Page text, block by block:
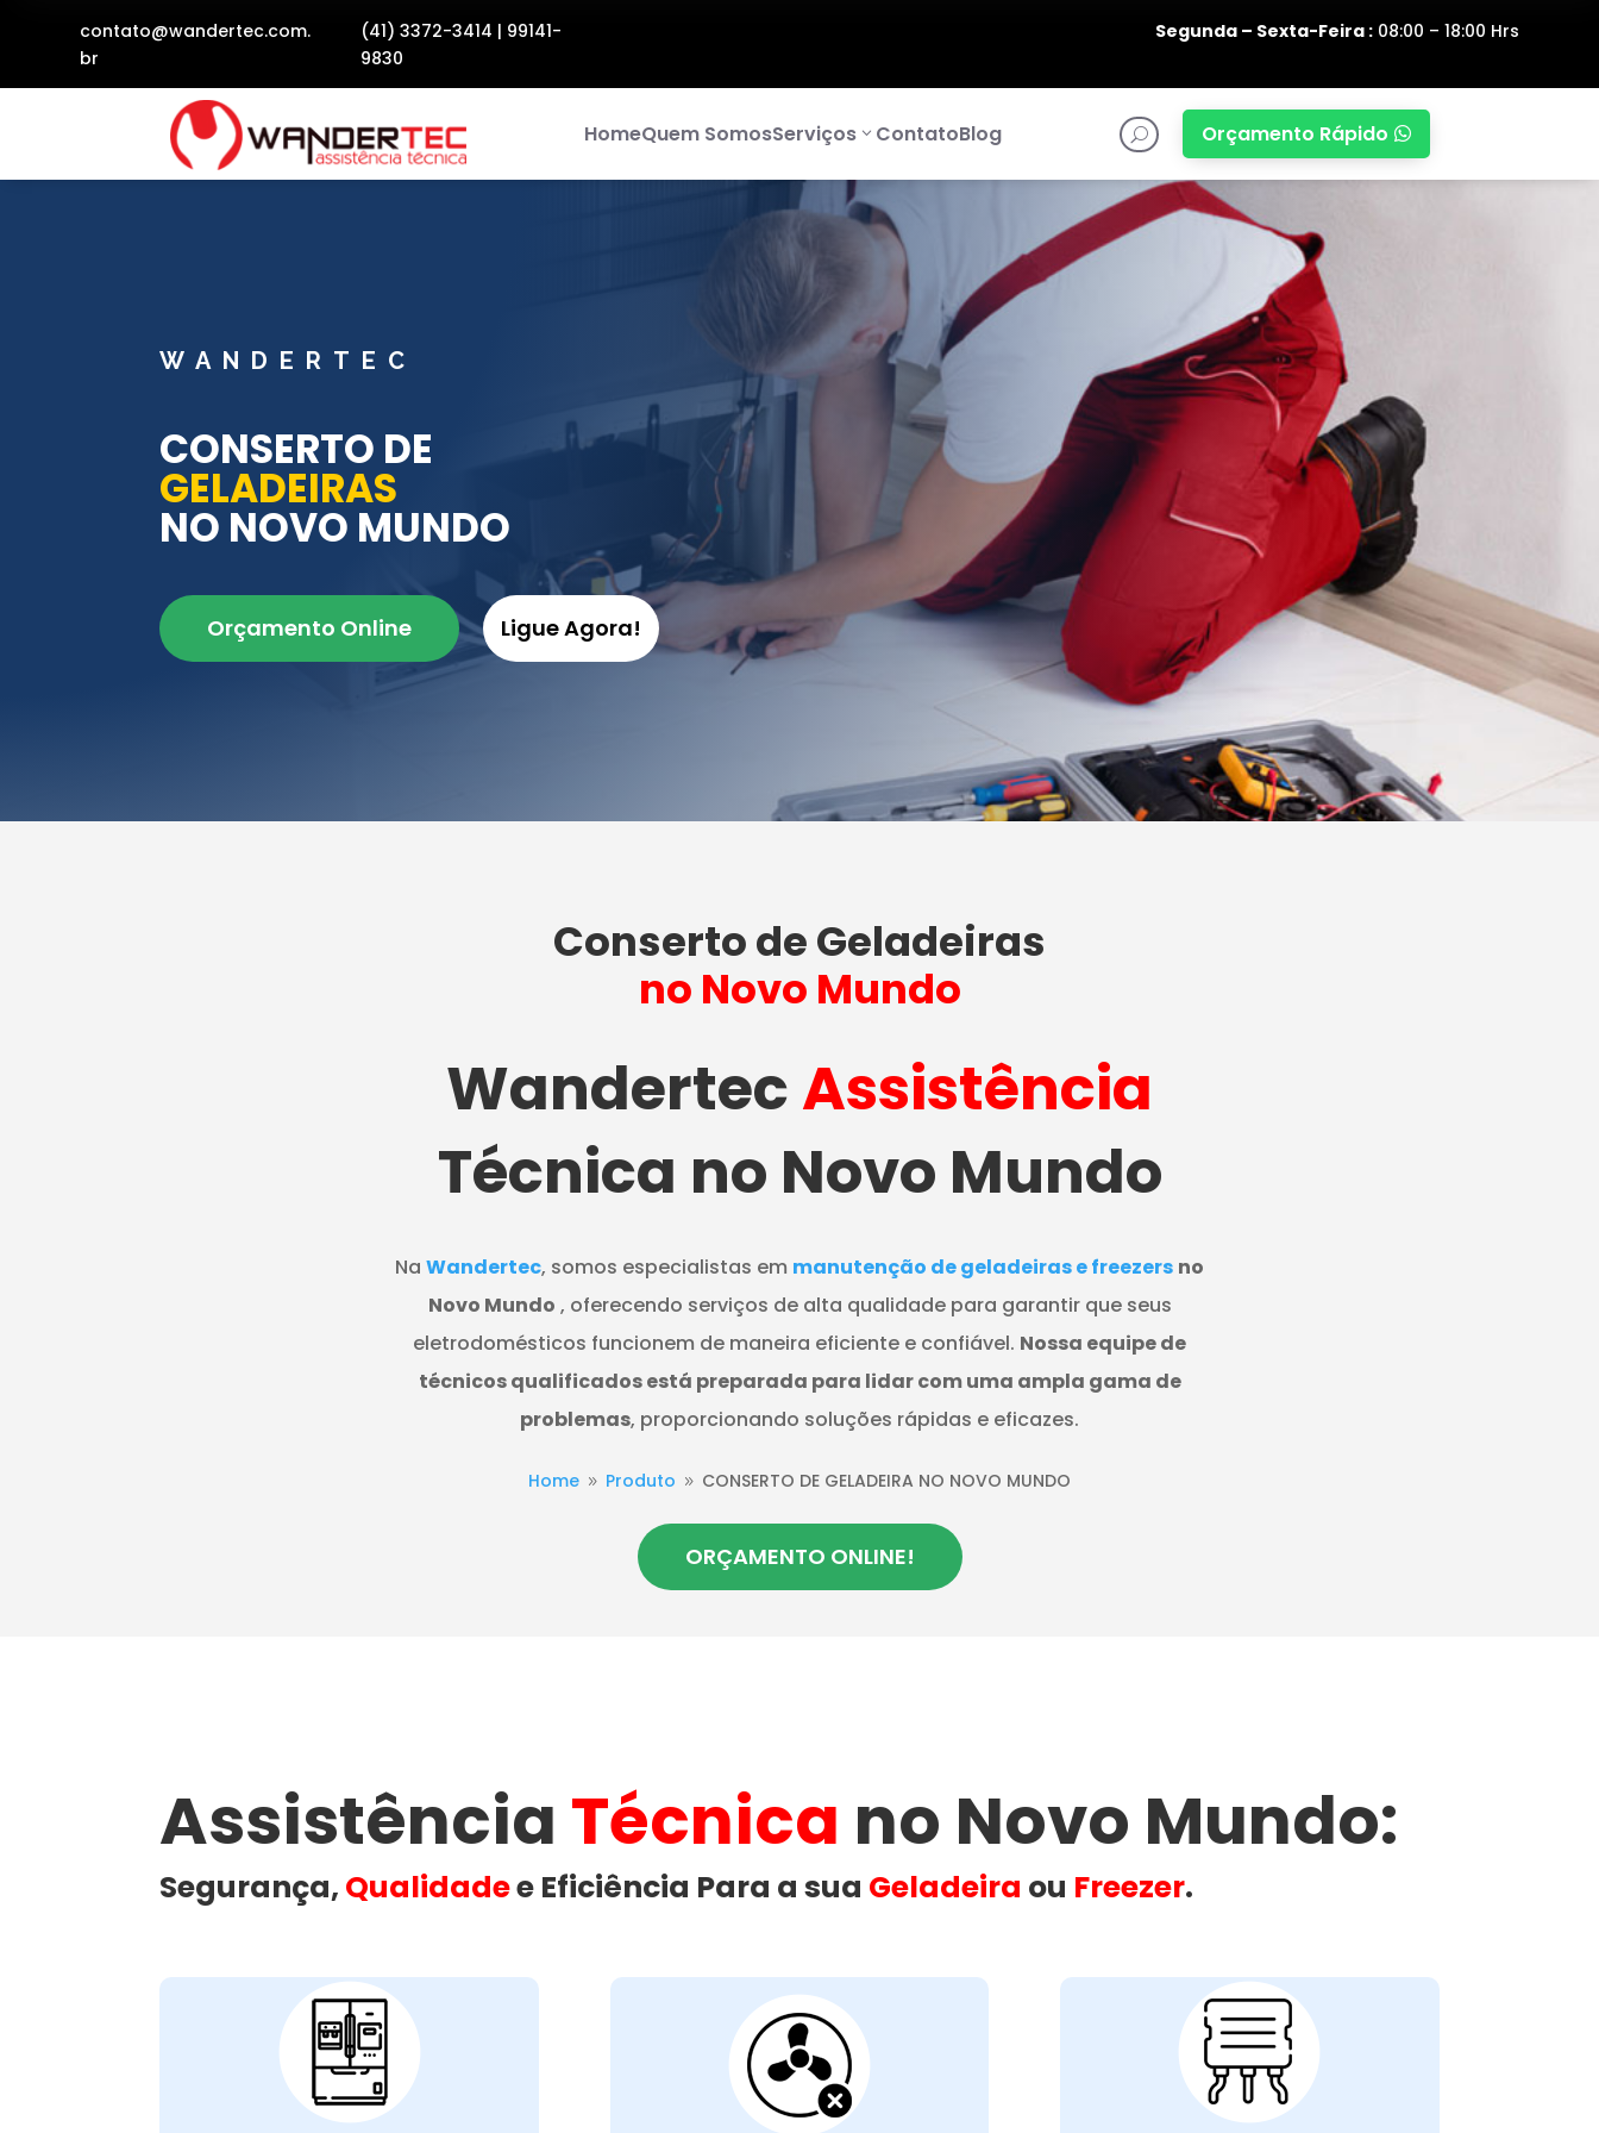
contato@wandertec.com.
br
(41) 3372-3414 | 99141-
9830
Segunda – Sexta-Feira :08:00 – 18:00 Hrs
HomeQuem SomosServiços ContatoBlog U Orçamento Rápido 
WANDERTEC
CONSERTO DE
GELADEIRAS
NO NOVO MUNDO
Orçamento Online Ligue Agora!
Conserto de Geladeiras
no Novo Mundo
WandertecAssistência
Técnica no Novo Mundo
Na Wandertec, somos especialistas em manutenção de geladeiras e freezers no
Novo Mundo , oferecendo serviços de alta qualidade para garantir que seus
eletrodomésticos funcionem de maneira eficiente e confiável. Nossa equipe de
técnicos qualificados está preparada para lidar com uma ampla gama de
problemas, proporcionando soluções rápidas e eficazes.
Home 9 Produto 9 CONSERTO DE GELADEIRA NO NOVO MUNDO
ORÇAMENTO ONLINE!
Assistência Técnica no Novo Mundo​:
Segurança, Qualidadee Eficiência Para a sua Geladeira ou Freezer.
Problemas Comuns
em Geladeiras:
Quando isso acontece, o impacto no seu
Ventilação da
Geladeira
Bloqueada:
Problemas com o
Motor do Ventilador
do Condensador: